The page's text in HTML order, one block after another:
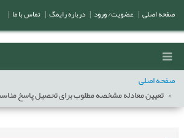
صفحه اصلی
تعيين معادله مشخصه مطلوب برای تحصيل پاسخ
صفحه اصلی عضویت/ ورود درباره رایمگ تماس با ما